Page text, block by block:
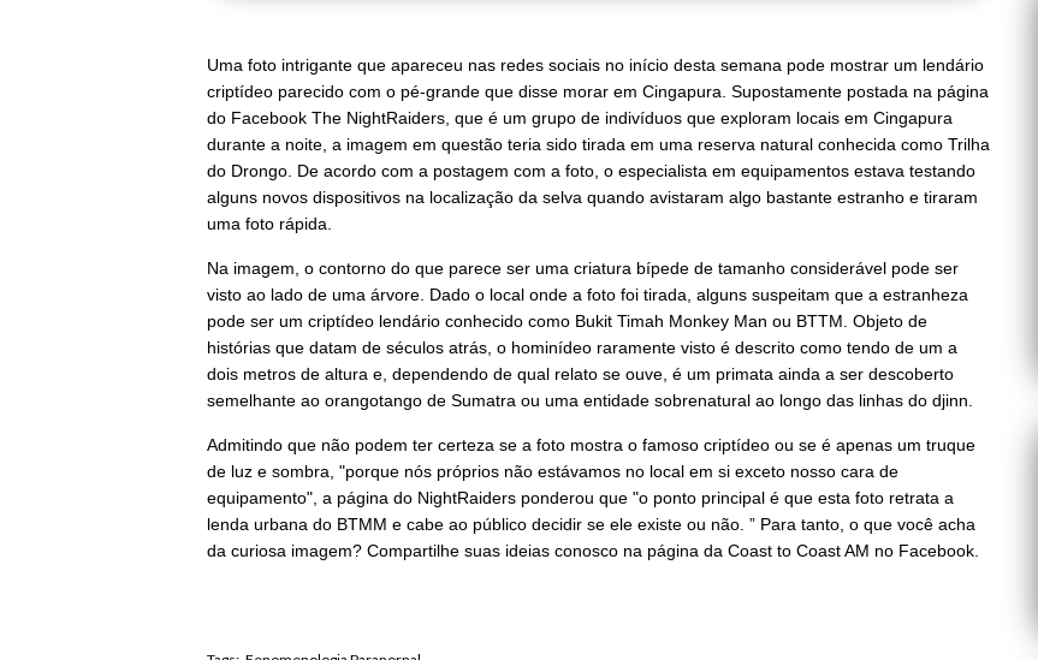
Uma foto intrigante que apareceu nas redes sociais no início desta semana pode mostrar um lendário
criptídeo parecido com o pé-grande que disse morar em Cingapura. Supostamente postada na página
do Facebook The NightRaiders, que é um grupo de indivíduos que exploram locais em Cingapura
durante a noite, a imagem em questão teria sido tirada em uma reserva natural conhecida como Trilha
do Drongo. De acordo com a postagem com a foto, o especialista em equipamentos estava testando
alguns novos dispositivos na localização da selva quando avistaram algo bastante estranho e tiraram
uma foto rápida.
Na imagem, o contorno do que parece ser uma criatura bípede de tamanho considerável pode ser
visto ao lado de uma árvore. Dado o local onde a foto foi tirada, alguns suspeitam que a estranheza
pode ser um criptídeo lendário conhecido como Bukit Timah Monkey Man ou BTTM. Objeto de
histórias que datam de séculos atrás, o hominídeo raramente visto é descrito como tendo de um a
dois metros de altura e, dependendo de qual relato se ouve, é um primata ainda a ser descoberto
semelhante ao orangotango de Sumatra ou uma entidade sobrenatural ao longo das linhas do djinn.
Admitindo que não podem ter certeza se a foto mostra o famoso criptídeo ou se é apenas um truque
de luz e sombra, "porque nós próprios não estávamos no local em si exceto nosso cara de
equipamento", a página do NightRaiders ponderou que "o ponto principal é que esta foto retrata a
lenda urbana do BTMM e cabe ao público decidir se ele existe ou não. ” Para tanto, o que você acha
da curiosa imagem? Compartilhe suas ideias conosco na página da Coast to Coast AM no Facebook.